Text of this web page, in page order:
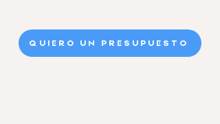
QUIERO UN PRESUPUESTO